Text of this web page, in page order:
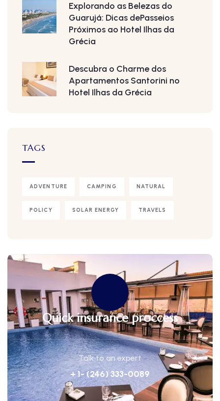
Explorando as Belezas do
Guarujá: Dicas dePasseios
Próximos ao Hotel Ilhas da
Grécia
Descubra o Charme dos
Apartamentos Santorini no
Hotel Ilhas da Grécia
TAGS
ADVENTURE CAMPING NATURAL
POLICY SOLAR ENERGY TRAVELS
Quick insurance proccess
Talk to an expert
+ 1- (246) 333-0089